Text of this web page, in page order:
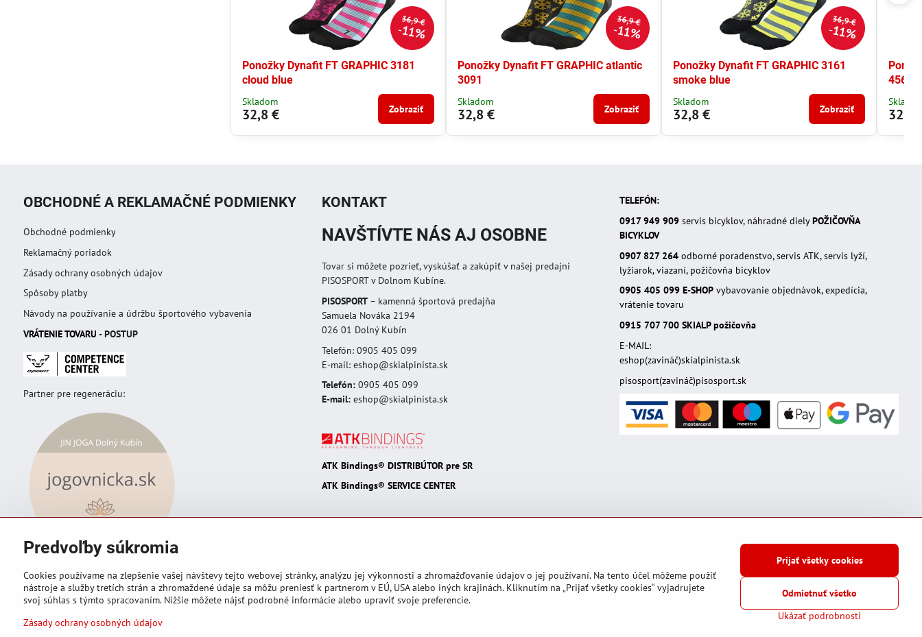
36,9 €
11%
Ponožky Dynafit FT GRAPHIC 3181
cloud blue
Skladom
32,8 € Zobraziť
36,9 €
11%
Ponožky Dynafit FT GRAPHIC atlantic
3091
Skladom
32,8 € Zobraziť
36,9 €
11%
Ponožky Dynafit FT GRAPHIC 3161
smoke blue
Skladom
32,8 € Zobraziť
4561
32,8
OBCHODNÉ A REKLAMAČNÉ PODMIENKY
Obchodné podmienky
Reklamačný poriadok
Zásady ochrany osobných údajov
Spôsoby platby
Návody na používanie a údržbu športového vybavenia
VRÁTENIE TOVARU - POSTUP
Partner pre regeneráciu:
KONTAKT
NAVŠTÍVTE NÁS AJ OSOBNE
Tovar si môžete pozrieť, vyskúšať a zakúpiť v našej predajni
PISOSPORT v Dolnom Kubíne.
PISOSPORT– kamenná športová predajňa
Samuela Nováka 2194
026 01 Dolný Kubín
Telefón: 0905 405 099
E-mail: eshop@skialpinista.sk
Telefón:0905 405 099
E-mail: eshop@skialpinista.sk
ATK Bindings® DISTRIBÚTOR pre SR
ATK Bindings® SERVICE CENTER
TELEFÓN:
0917 949 909 servis bicyklov, náhradné dielyPOŽIČOVŇA
BICYKLOV
0907 827 264odborné poradenstvo, servis ATK, servis lyží,
lyžiarok, viazaní, požičovňa bicyklov
0905 405 099 E-SHOP vybavovanie objednávok, expedícia,
vrátenie tovaru
0915 707 700SKIALP požičovňa
E-MAIL:
eshop(zavináč)skialpinista.sk
pisosport(zavináč)pisosport.sk
Predvoľby súkromia
Cookies používame na zlepšenie vašej návštevy tejto webovej stránky, analýzu jej výkonnosti a zhromažďovanie údajov o jej používaní. Na tento účel môžeme použiť
nástroje a služby tretích strán a zhromaždené údaje sa môžu preniesť k partnerom v EÚ, USA alebo iných krajinách. Kliknutím na „Prijať všetky cookies“ vyjadrujete
svoj súhlas s týmto spracovaním. Nižšie môžete nájsť podrobné informácie alebo upraviť svoje preferencie.
Zásady ochrany osobných údajov
Ukázať podrobnosti
Prijať všetky cookies
Odmietnuť všetko